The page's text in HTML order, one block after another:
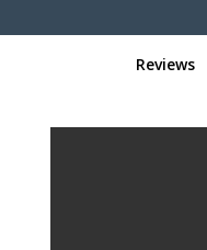
Reviews